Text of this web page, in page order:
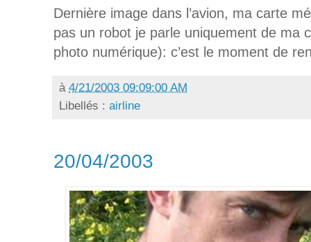
Dernière image dans l’avion, ma carte
pas un robot je parle uniquement de ma
photo numérique): c’est le moment de
à 4/21/2003 09:09:00 AM
Libellés : airline
20/04/2003